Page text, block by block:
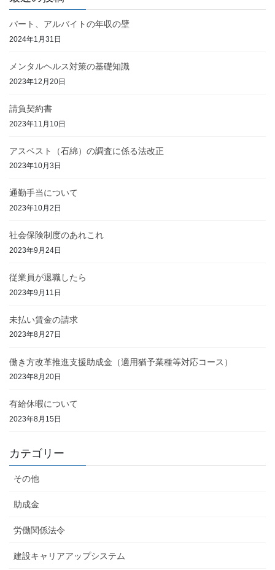
パート、アルバイトの年収の壁
2024年1月31日
メンタルヘルス対策の基礎知識
2023年12月20日
請負契約書
2023年11月10日
アスベスト（石綿）の調査に係る法改正
2023年10月3日
通勤手当について
2023年10月2日
社会保険制度のあれこれ
2023年9月24日
従業員が退職したら
2023年9月11日
未払い賃金の請求
2023年8月27日
働き方改革推進支援助成金（適用猶予業種等対応コース）
2023年8月20日
有給休暇について
2023年8月15日
カテゴリー
その他
助成金
労働関係法令
建設キャリアアップシステム